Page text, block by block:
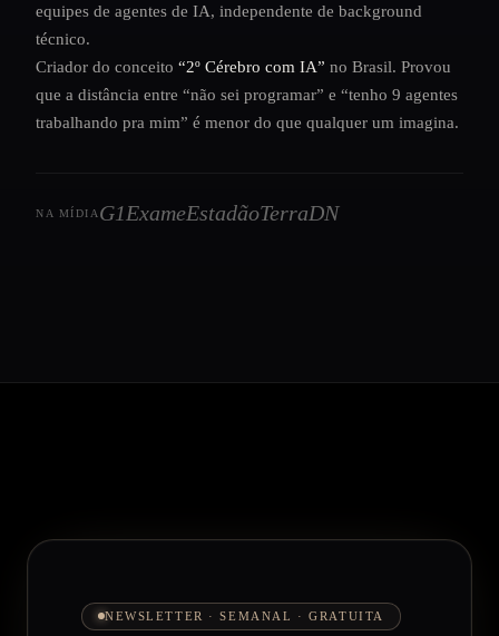
equipes de agentes de IA, independente de background
técnico.
Criador do conceito “2º Cérebro com IA” no Brasil. Provou
que a distância entre “não sei programar” e “tenho 9 agentes
trabalhando pra mim” é menor do que qualquer um imagina.
NA MÍDIA G1ExameEstadãoTerraDN
NEWSLETTER · SEMANAL · GRATUITA